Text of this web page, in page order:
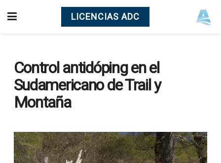
LICENCIAS ADC
Control antidóping en el
Sudamericano de Trail y
Montaña